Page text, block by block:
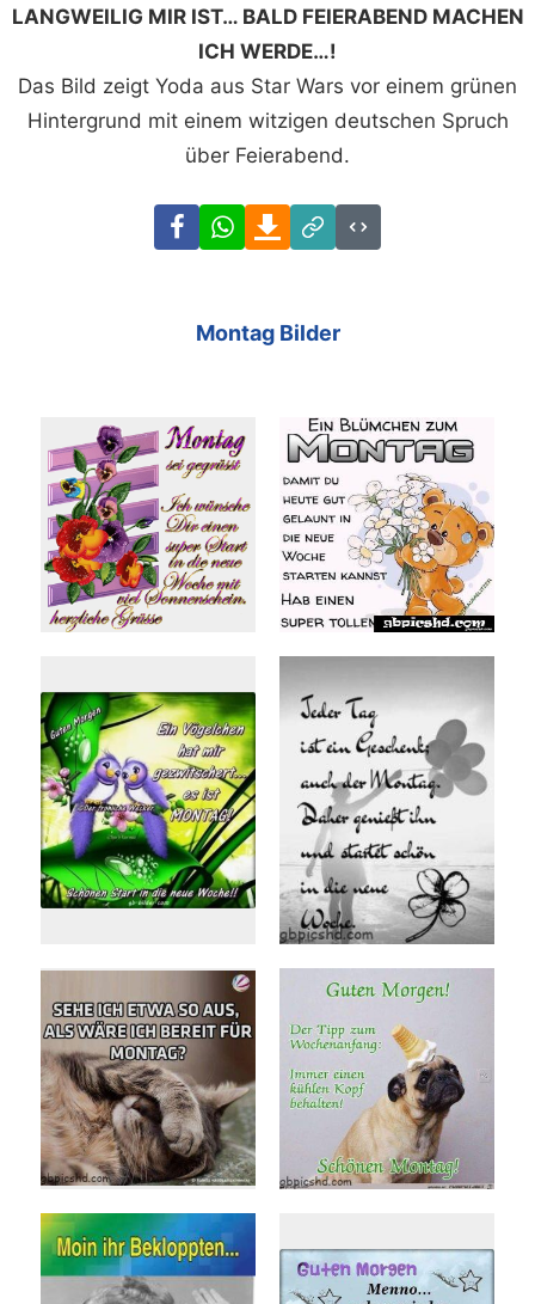
LANGWEILIG MIR IST… BALD FEIERABEND MACHEN
ICH WERDE…!
Das Bild zeigt Yoda aus Star Wars vor einem grünen
Hintergrund mit einem witzigen deutschen Spruch
über Feierabend.
FacebookWhatsAppDownload
Link
Code
Montag Bilder